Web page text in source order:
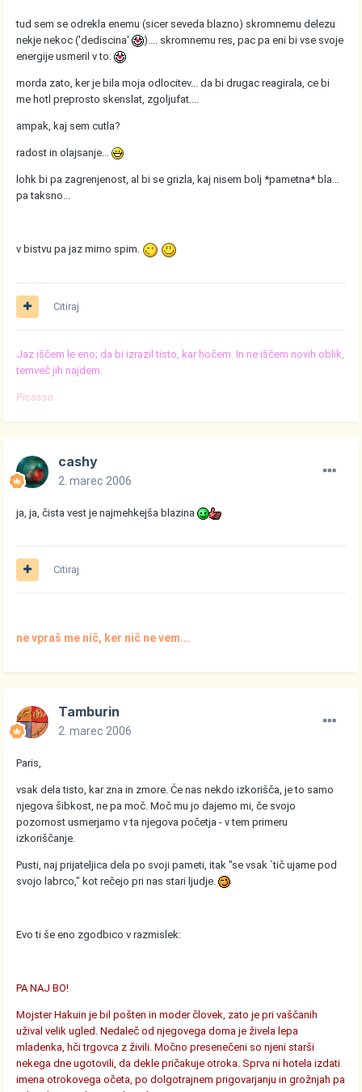
tud sem se odrekla enemu (sicer seveda blazno) skromnemu delezu
nekje nekoc ('dediscina'
).... skromnemu res, pac pa eni bi vse svoje
energije usmeril v to.
morda zato, ker je bila moja odlocitev... da bi drugac reagirala, ce bi
me hotl preprosto skenslat, zgoljufat....
ampak, kaj sem cutla?
radost in olajsanje...
lohk bi pa zagrenjenost, al bi se grizla, kaj nisem bolj *pametna* bla...
pa taksno...
v bistvu pa jaz mirno spim.
Citiraj
Jaz iščem le eno; da bi izrazil tisto, kar hočem. In ne iščem novih oblik,
temveč jih najdem.
Picasso
cashy
2. marec 2006
ja, ja, čista vest je najmehkejša blazina
Citiraj
ne vpraš me nič, ker nič ne vem...
Tamburin
2. marec 2006
Paris,
vsak dela tisto, kar zna in zmore. Če nas nekdo izkorišča, je to samo
njegova šibkost, ne pa moč. Moč mu jo dajemo mi, če svojo
pozornost usmerjamo v ta njegova početja - v tem primeru
izkoriščanje.
Pusti, naj prijateljica dela po svoji pameti, itak "se vsak `tič ujame pod
svojo labrco," kot rečejo pri nas stari ljudje.
Evo ti še eno zgodbico v razmislek:
PA NAJ BO!
Mojster Hakuin je bil pošten in moder človek, zato je pri vaščanih
užival velik ugled. Nedaleč od njegovega doma je živela lepa
mladenka, hči trgovca z živili. Močno presenečeni so njeni starši
nekega dne ugotovili, da dekle pričakuje otroka. Sprva ni hotela izdati
imena otrokovega očeta, po dolgotrajnem prigovarjanju in grožnjah pa